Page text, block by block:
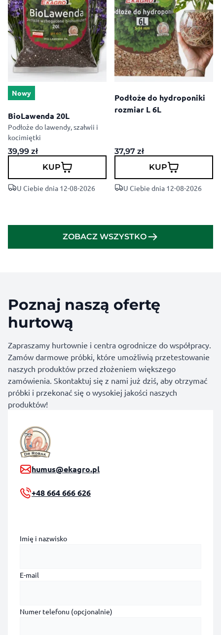
Nowy
BioLawenda 20L
Podłoże do lawendy, szałwii i
kocimiętki
39,99 zł
KUP
U Ciebie dnia 12-08-2026
Podłoże do hydroponiki
rozmiar L 6L
37,97 zł
KUP
U Ciebie dnia 12-08-2026
ZOBACZ WSZYSTKO
Poznaj naszą ofertę
hurtową
Zapraszamy hurtownie i centra ogrodnicze do współpracy.
Zamów darmowe próbki, które umożliwią przetestowanie
naszych produktów przed złożeniem większego
zamówienia. Skontaktuj się z nami już dziś, aby otrzymać
próbki i przekonać się o wysokiej jakości naszych
produktów!
humus@ekagro.pl
+48 664 666 626
Imię i nazwisko
E-mail
Numer telefonu (opcjonalnie)